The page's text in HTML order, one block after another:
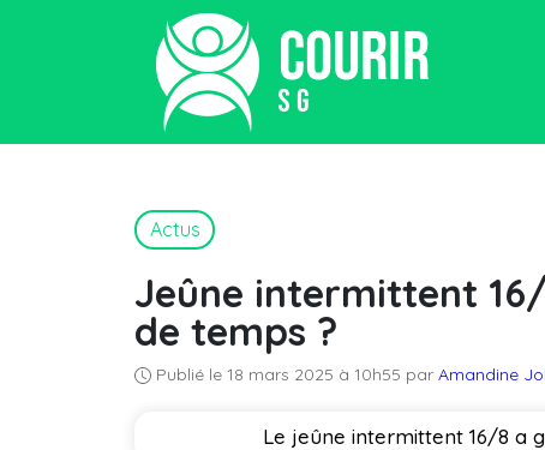
Actus
Jeûne intermittent
de temps ?
Publié le 18 mars 2025 à 10h55 par Amandine
Le jeûne intermittent 16/8 a